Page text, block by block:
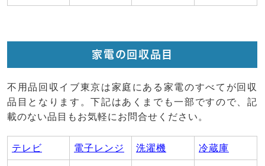
家電の回収品目
不用品回収イブ東京は家庭にある家電のすべてが回収
品目となります。下記はあくまでも一部ですので、記
載のない品目もお気軽にお問合せください。
テレビ 電子レンジ 洗濯機 冷蔵庫